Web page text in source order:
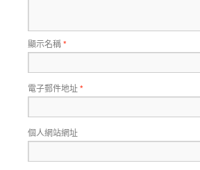
顯示名稱*
電子郵件地址*
個人網站網址